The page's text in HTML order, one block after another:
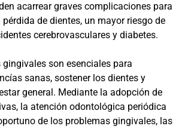
acarrear graves complicaciones para
pérdida de dientes, un mayor riesgo de
cerebrovasculares y diabetes.
son esenciales para
sanas, sostener los dientes y
general. Mediante la adopción de
la atención odontológica periódica
de los problemas gingivales, las